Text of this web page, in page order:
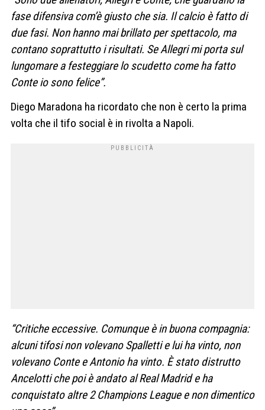
fase difensiva com’è giusto che sia. Il calcio è fatto di
due fasi. Non hanno mai brillato per spettacolo, ma
contano soprattutto i risultati. Se Allegri mi porta sul
lungomare a festeggiare lo scudetto come ha fatto
Conte io sono felice”.
Diego Maradona ha ricordato che non è certo la prima
volta che il tifo social è in rivolta a Napoli.
“Critiche eccessive. Comunque è in buona compagnia:
alcuni tifosi non volevano Spalletti e lui ha vinto, non
volevano Conte e Antonio ha vinto. È stato distrutto
Ancelotti che poi è andato al Real Madrid e ha
conquistato altre 2 Champions League e non dimentico